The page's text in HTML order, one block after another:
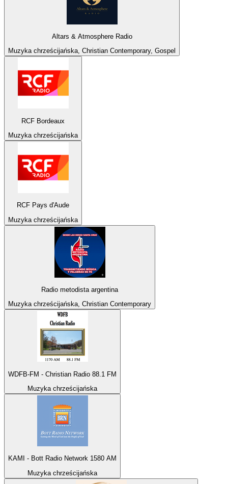
Altars & Atmosphere Radio
Muzyka chrześcijańska, Christian Contemporary, Gospel
RCF Bordeaux
Muzyka chrześcijańska
RCF Pays d'Aude
Muzyka chrześcijańska
Radio metodista argentina
Muzyka chrześcijańska, Christian Contemporary
WDFB-FM - Christian Radio 88.1 FM
Muzyka chrześcijańska
KAMI - Bott Radio Network 1580 AM
Muzyka chrześcijańska